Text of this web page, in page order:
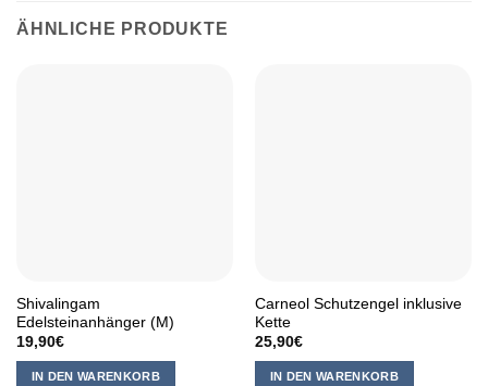
ÄHNLICHE PRODUKTE
Shivalingam
Edelsteinanhänger (M)
19,90€
IN DEN WARENKORB
Carneol Schutzengel inklusive
Kette
25,90€
IN DEN WARENKORB